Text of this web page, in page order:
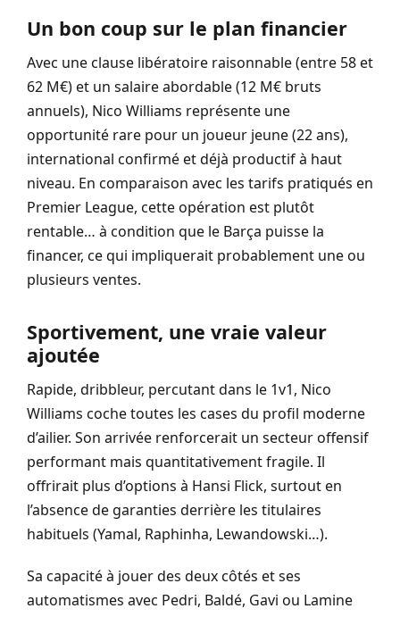
Un bon coup sur le plan financier
Avec une clause libératoire raisonnable (entre 58 et
62 M€) et un salaire abordable (12 M€ bruts
annuels), Nico Williams représente une
opportunité rare pour un joueur jeune (22 ans),
international confirmé et déjà productif à haut
niveau. En comparaison avec les tarifs pratiqués en
Premier League, cette opération est plutôt
rentable… à condition que le Barça puisse la
financer, ce qui impliquerait probablement une ou
plusieurs ventes.
Sportivement, une vraie valeur
ajoutée
Rapide, dribbleur, percutant dans le 1v1, Nico
Williams coche toutes les cases du profil moderne
d’ailier. Son arrivée renforcerait un secteur offensif
performant mais quantitativement fragile. Il
offrirait plus d’options à Hansi Flick, surtout en
l’absence de garanties derrière les titulaires
habituels (Yamal, Raphinha, Lewandowski…).
Sa capacité à jouer des deux côtés et ses
automatismes avec Pedri, Baldé, Gavi ou Lamine